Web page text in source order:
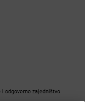
odgovorno zajedništvo.